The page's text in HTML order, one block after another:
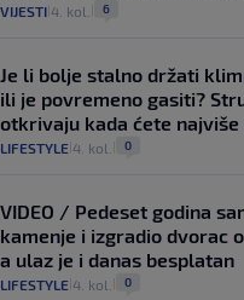
VIJESTI 4. kol. 6
Je li bolje stalno držati
ili je povremeno gasiti?
otkrivaju kada ćete
LIFESTYLE 4. kol. 0
VIDEO / Pedeset godina
kamenje i izgradio dvorac
a ulaz je i danas besplatan
LIFESTYLE 4. kol. 0